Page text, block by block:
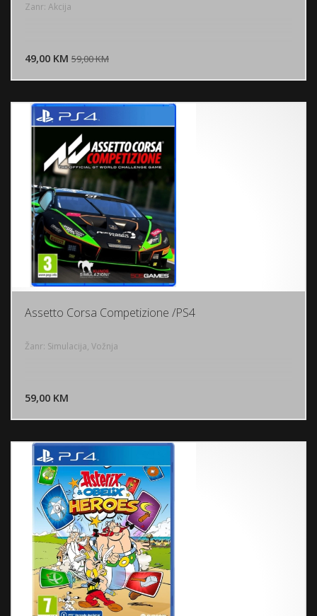
Zanr: Akcija
49,00 KM 59,00 KM
Assetto Corsa Competizione /PS4
Žanr: Simulacija, Vožnja
59,00 KM